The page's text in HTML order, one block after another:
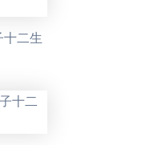
二生